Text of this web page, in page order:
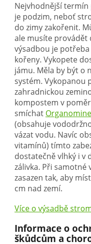
Nejvhodnější
je podzim, neboť
do zimy zakořenit.
ale musíte provádět
výsadbou je
kořeny. Vykopete
jámu. Měla by být o
systém. Vykopanou
zahradnickou
kompostem v
smíchat
(obsahuje
vázat vodu. Navíc
vitamínů) tímto
dostatečně vlhký i v
zálivka. Při
zasazen tak, aby
cm nad zemí.
Více o výsadbě
Informace o
škůdcům a